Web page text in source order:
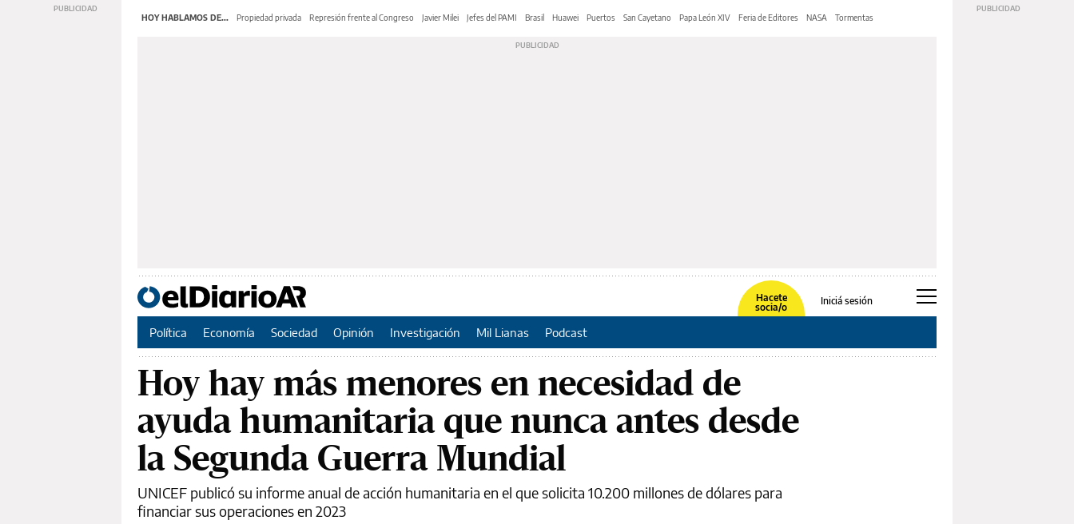
HOY HABLAMOS DE... Propiedad privada Represión frente al Congreso Javier Milei Jefes del PAMI Brasil Huawei Puertos San Cayetano Papa León XIV Feria de Editores NASA Tormentas
Hacete
socia/o
Iniciá sesión
Política Economía Sociedad Opinión Investigación Mil Lianas Podcast
Hoy hay más menores en necesidad de
ayuda humanitaria que nunca antes desde
la Segunda Guerra Mundial
UNICEF publicó su informe anual de acción humanitaria en el que solicita 10.200 millones de dólares para
financiar sus operaciones en 2023